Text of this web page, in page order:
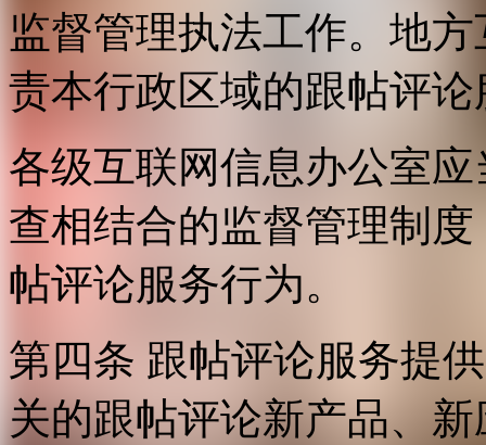
监督管理执法工作。地
责本行政区域的跟帖评
各级互联网信息办公室
查相结合的监督管理制
帖评论服务行为。
第四条 跟帖评论服务提
关的跟帖评论新产品、